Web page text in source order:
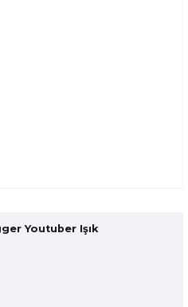
Youtuber Işık